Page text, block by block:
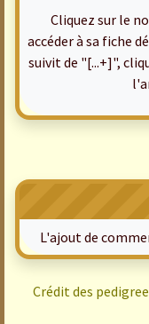
Cliquez sur le
accéder à sa fiche
suivit de "[...+]",
L'ajout de
Crédit des